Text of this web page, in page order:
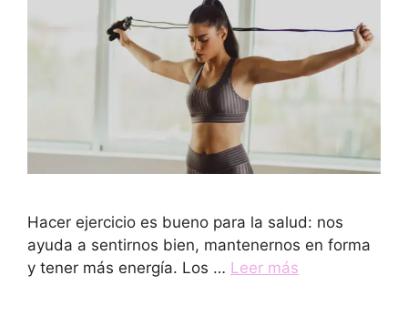
Hacer ejercicio es bueno para la salud: nos
ayuda a sentirnos bien, mantenernos en forma
y tener más energía. Los … Leer más